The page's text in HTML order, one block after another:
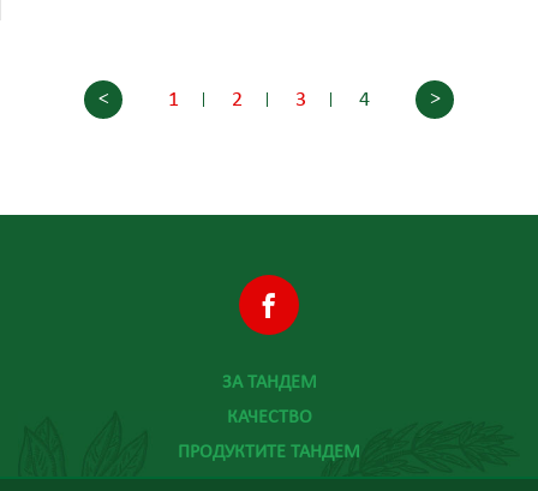
< 1 2 3 4 >
ЗА ТАНДЕМ
КАЧЕСТВО
ПРОДУКТИТЕ ТАНДЕМ